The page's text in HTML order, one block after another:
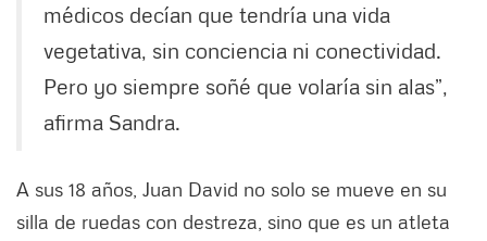
médicos decían que tendría una vida
vegetativa, sin conciencia ni conectividad.
Pero yo siempre soñé que volaría sin alas”,
afirma Sandra.
A sus 18 años, Juan David no solo se mueve en su
silla de ruedas con destreza, sino que es un atleta